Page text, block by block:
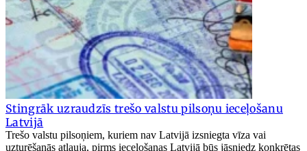
Stingrāk uzraudzīs trešo valstu pilsoņu ieceļošanu
Latvijā
Trešo valstu pilsoņiem, kuriem nav Latvijā izsniegta vīza vai
uzturēšanās atļauja, pirms ieceļošanas Latvijā būs jāsniedz konkrētas